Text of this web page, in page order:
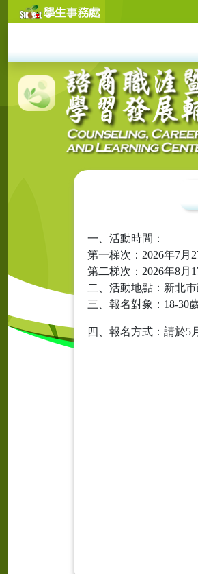
一、活動時間：
第一梯次：2026年7月
第二梯次：2026年8月
二、活動地點：新北
三、報名對象：18-30
四、報名方式：請於5